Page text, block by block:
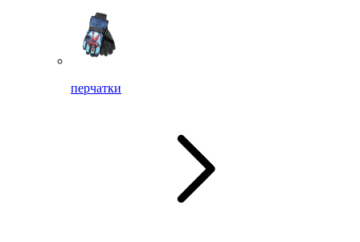
перчатки